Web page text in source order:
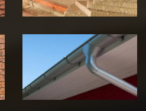
pose de
gouttière 39
Jura